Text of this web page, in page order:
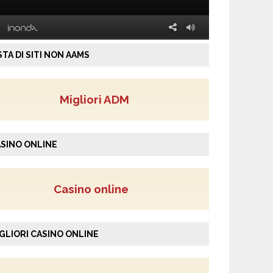
DI SITI NON AAMS
Migliori ADM
ONLINE
Casino online
CASINO ONLINE